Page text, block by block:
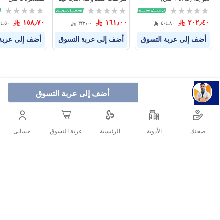
أضف إلى عربة التسوق
Rating:
0%
٢٠٢٫٤٠ ٤٠٤٫٨٠
أضف إلى عربة التسوق
50 مل
Rating:
١٦١٫٠٠ ٣٢٢٫٠٠
أضف إلى عربة التسوق
Rating:
0%
١٥٨٫٧٠
أضف إلى
صحتك الأدوية الرئيسية عربة التسوق حسابى